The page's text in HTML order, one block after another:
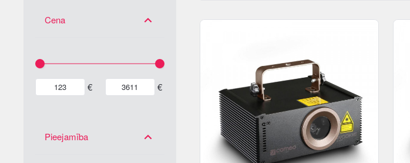
Cena
€ €
Pieejamība